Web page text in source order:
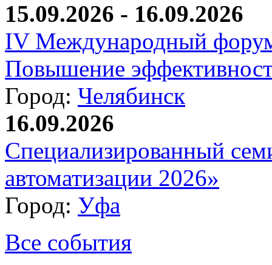
15.09.2026 - 16.09.2026
IV Международный
Повышение
Город: Челябинск
16.09.2026
Специализированный
автоматизации 2026»
Город: Уфа
Все события